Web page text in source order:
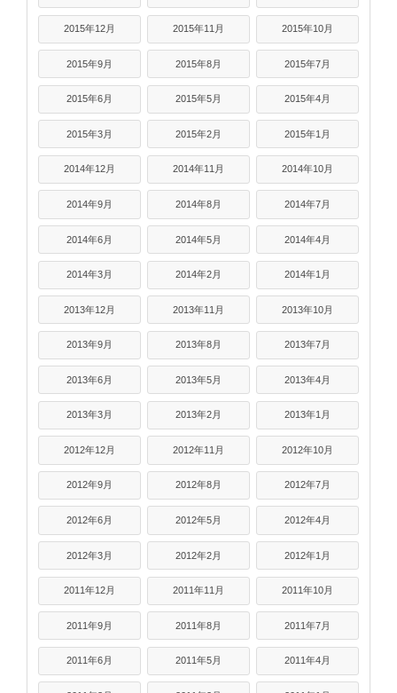
2015年12月 2015年11月 2015年10月
2015年9月 2015年8月 2015年7月
2015年6月 2015年5月 2015年4月
2015年3月 2015年2月 2015年1月
2014年12月 2014年11月 2014年10月
2014年9月 2014年8月 2014年7月
2014年6月 2014年5月 2014年4月
2014年3月 2014年2月 2014年1月
2013年12月 2013年11月 2013年10月
2013年9月 2013年8月 2013年7月
2013年6月 2013年5月 2013年4月
2013年3月 2013年2月 2013年1月
2012年12月 2012年11月 2012年10月
2012年9月 2012年8月 2012年7月
2012年6月 2012年5月 2012年4月
2012年3月 2012年2月 2012年1月
2011年12月 2011年11月 2011年10月
2011年9月 2011年8月 2011年7月
2011年6月 2011年5月 2011年4月